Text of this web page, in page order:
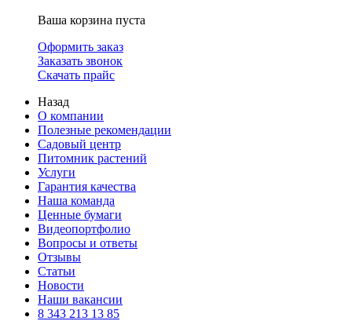
Ваша корзина пуста
Оформить заказ
Заказать звонок
Скачать прайс
Назад
О компании
Полезные рекомендации
Садовый центр
Питомник растений
Услуги
Гарантия качества
Наша команда
Ценные бумаги
Видеопортфолио
Вопросы и ответы
Отзывы
Статьи
Новости
Наши вакансии
8 343 213 13 85